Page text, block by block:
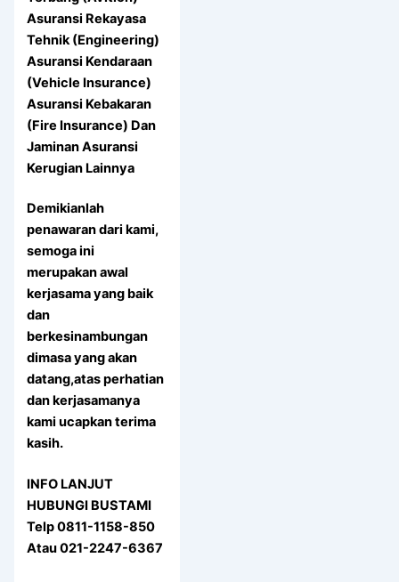
Asuransi Rekayasa
Tehnik (Engineering)
Asuransi Kendaraan
(Vehicle Insurance)
Asuransi Kebakaran
(Fire Insurance) Dan
Jaminan Asuransi
Kerugian Lainnya
Demikianlah
penawaran dari kami,
semoga ini
merupakan awal
kerjasama yang baik
dan
berkesinambungan
dimasa yang akan
datang,atas perhatian
dan kerjasamanya
kami ucapkan terima
kasih.
INFO LANJUT
HUBUNGI BUSTAMI
Telp 0811-1158-850
Atau 021-2247-6367